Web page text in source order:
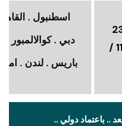
ولغاية 27 / 11 /
اسطنبول .
دبي . كوالالمبور
باريس . لندن .
.. باعتماد دولي ..